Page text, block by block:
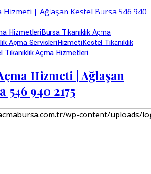
HizmetleriBursa Tıkanıklık Açma
Açma ServisleriHizmetiKestel Tıkanıklık
Tıkanıklık Açma Hizmetleri
Hizmeti | Ağlaşan
546 940 2175